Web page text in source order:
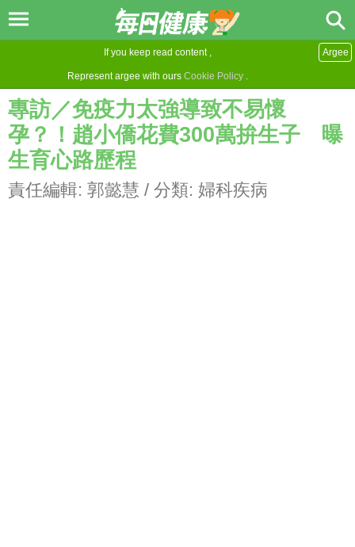
If you keep read content ,
Represent argee with ours Cookie Policy .
Argee
專訪／免疫力太強導致不易懷
孕？！趙小僑花費300萬拚生子 曝
生育心路歷程
責任編輯: 郭懿慧 / 分類: 婦科疾病